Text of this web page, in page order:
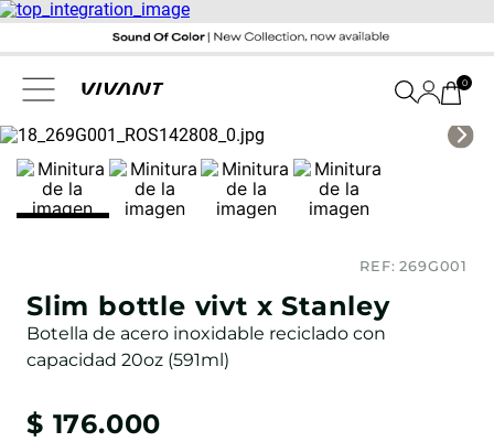
0
REF:269G001
Slim bottle vivt x Stanley
Botella de acero inoxidable reciclado con
capacidad 20oz (591ml)
$ 176.000